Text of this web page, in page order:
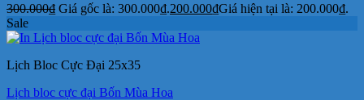
300.000₫ Giá gốc là: 300.000₫.200.000₫Giá hiện tại là: 200.000₫.
Sale
Lịch Bloc Cực Đại 25x35
Lịch bloc cực đại Bốn Mùa Hoa